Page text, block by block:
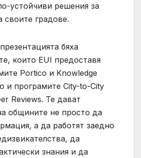
устойчиви решения за
своите градове.
бяха
които EUI предоставя
Portico и Knowledge
и програмите City-to-City
Reviews. Те дават
общините не просто да
а да работят заедно
да
знания и да